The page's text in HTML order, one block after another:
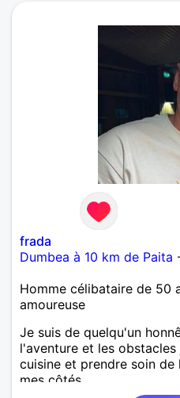
frada
Dumbea à 10 km de Paita
Homme célibataire de 50
amoureuse
Je suis de quelqu'un
l'aventure et les
cuisine et prendre soin de
mes côtés